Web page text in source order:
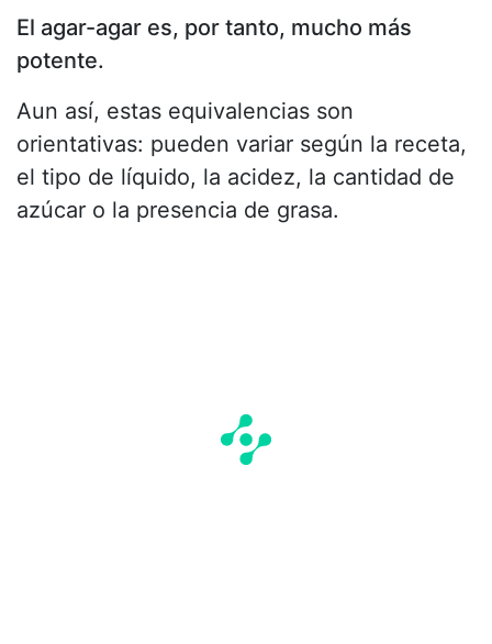
El agar-agar es, por tanto, mucho más
potente.
Aun así, estas equivalencias son
orientativas: pueden variar según la receta,
el tipo de líquido, la acidez, la cantidad de
azúcar o la presencia de grasa.